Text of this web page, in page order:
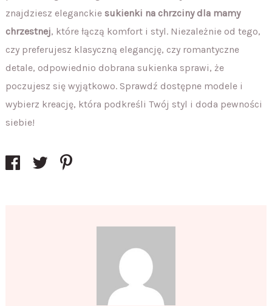
znajdziesz eleganckie sukienki na chrzciny dla mamy
chrzestnej, które łączą komfort i styl. Niezależnie od tego,
czy preferujesz klasyczną elegancję, czy romantyczne
detale, odpowiednio dobrana sukienka sprawi, że
poczujesz się wyjątkowo. Sprawdź dostępne modele i
wybierz kreację, która podkreśli Twój styl i doda pewności
siebie!